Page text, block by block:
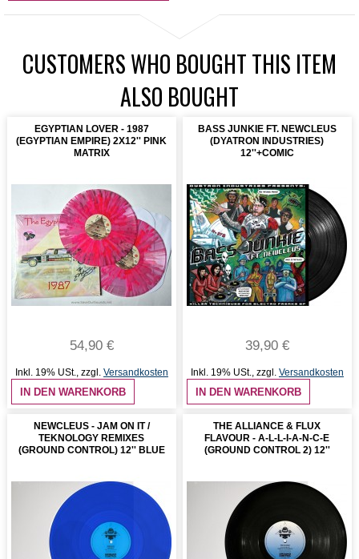
CUSTOMERS WHO BOUGHT THIS ITEM
ALSO BOUGHT
EGYPTIAN LOVER - 1987
(EGYPTIAN EMPIRE) 2X12'' PINK
MATRIX
54,90 €
Inkl. 19% USt., zzgl. Versandkosten
IN DEN WARENKORB
BASS JUNKIE FT. NEWCLEUS
(DYATRON INDUSTRIES)
12''+COMIC
39,90 €
Inkl. 19% USt., zzgl. Versandkosten
IN DEN WARENKORB
NEWCLEUS - JAM ON IT /
TEKNOLOGY REMIXES
(GROUND CONTROL) 12'' BLUE
THE ALLIANCE & FLUX
FLAVOUR - A-L-L-I-A-N-C-E
(GROUND CONTROL 2) 12''